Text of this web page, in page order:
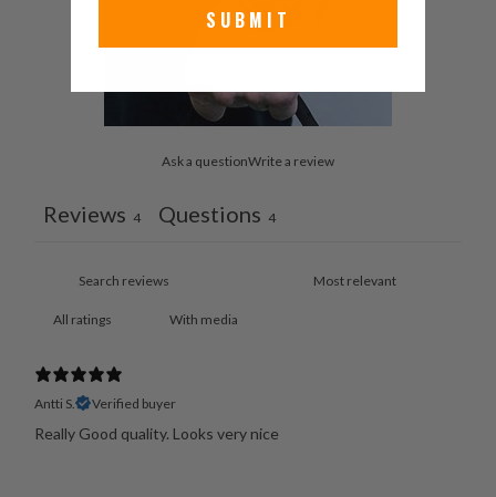
Ask a questionWrite a review
Reviews 4 Questions 4
With media
Antti S. Verified buyer
Really Good quality. Looks very nice
SUBMIT